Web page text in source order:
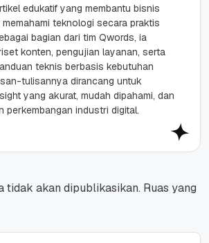
edukatif yang membantu bisnis
teknologi secara praktis
bagian dari tim Qwords, ia
konten, pengujian layanan, serta
teknis berbasis kebutuhan
tulisannya dirancang untuk
yang akurat, mudah dipahami, dan
perkembangan industri digital.
tidak akan dipublikasikan. Ruas yang